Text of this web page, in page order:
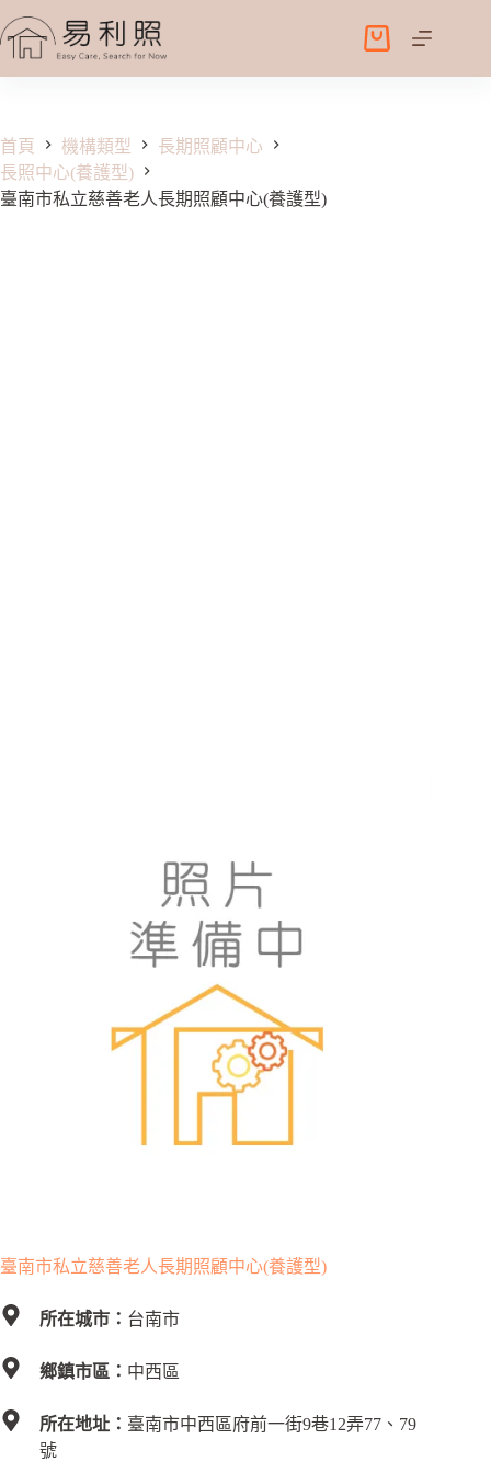
至
容
購
物
首頁 機構類型
長期照顧中心
長照中心(養護型)
臺南市私立慈善老人長期照顧中心(養護型)
臺南市私立慈善老人長期照顧中心(養護型)
所在城市： 台南市
鄉鎮市區： 中西區
所在地址： 臺南市中西區府前一街9巷12弄77、79
號